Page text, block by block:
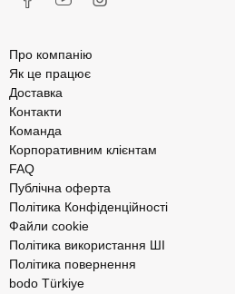
Про компанію
Як це працює
Доставка
Контакти
Команда
Корпоративним клієнтам
FAQ
Публічна оферта
Політика Конфіденційності
Файли cookie
Політика використання ШІ
Політика повернення
bodo Türkiye